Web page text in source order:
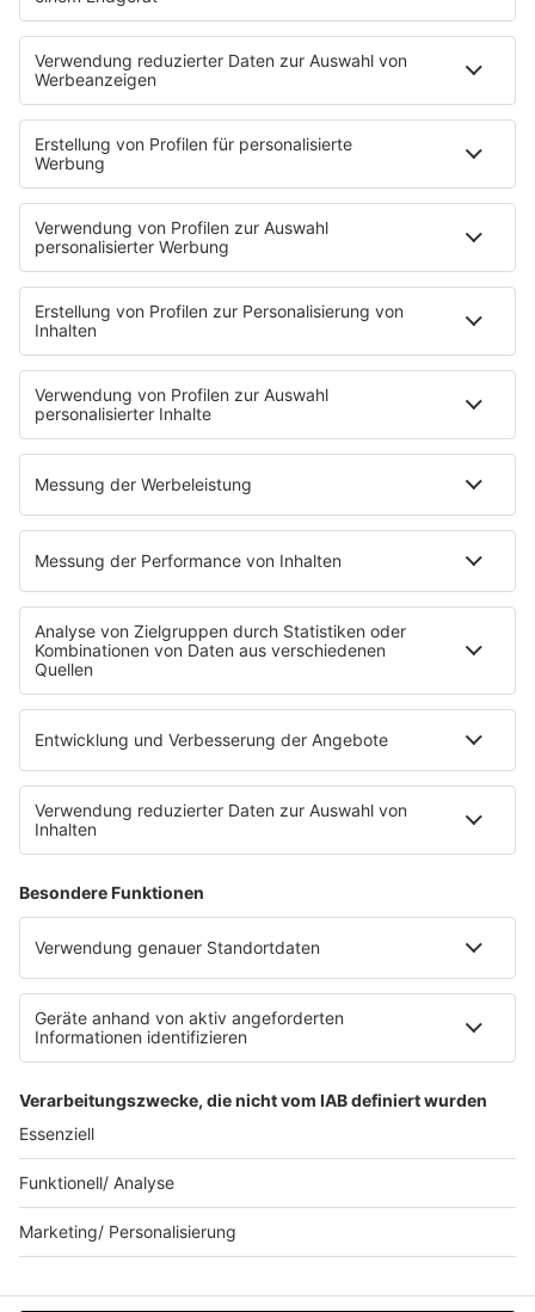
Putzfimmel
Deutschpop
Deutsche Liebeslieder
PODCASTS
Mit den Waffeln einer Frau
Frühstück bei Barbara
Brave & One
NotAufnahme
"Bewerbung und Karriere"
Aber bitte mit Schlager
Erdbeerkäse
Fitness mit M.A.R.K
Glück in Worten
Todesursache
Niemand muss ein Promi sein
PROGRAMM
Mit den Waffeln einer Frau
SERVICE
Empfang
barba radio App
Impressum
Datenschutz Facebook & Instagram
Datenschutzeinstellungen
Clubbedingungen
Werbung schalten
Waffel-Werbepartner
80s80s.de
90s90s.de
Schlagerplanetradio.com
1deutsch.de
WEIHNACHTSMUSIK.FM
© barba radio. Ein Baby von Barbara Schöneberger und
REGIOCAST.